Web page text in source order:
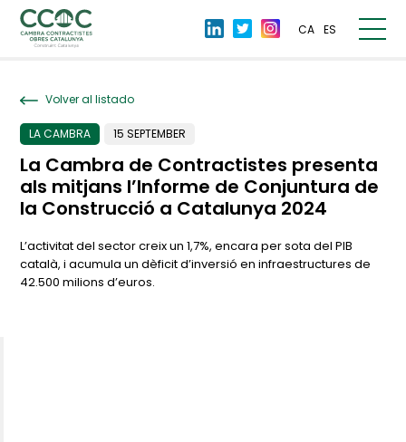
CA ES
Volver al listado
LA CAMBRA 15 SEPTEMBER
La Cambra de Contractistes presenta
als mitjans l’Informe de Conjuntura de
la Construcció a Catalunya 2024
L’activitat del sector creix un 1,7%, encara per sota del PIB
català, i acumula un dèficit d’inversió en infraestructures de
42.500 milions d’euros.